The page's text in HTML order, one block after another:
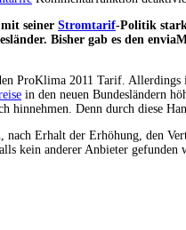
seiner Stromtarif-Politik
Bisher gab es den
ProKlima 2011 Tarif.
in den neuen Bundesländern
hinnehmen. Denn durch diese
nach Erhalt der Erhöhung, den
kein anderer Anbieter